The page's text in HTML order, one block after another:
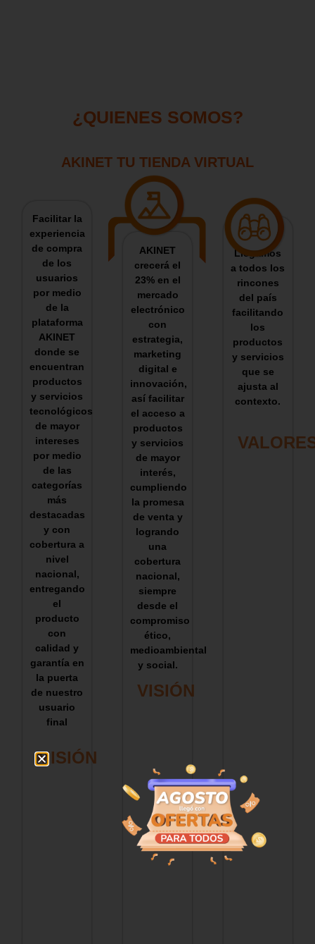
¿QUIENES SOMOS?
AKINET TU TIENDA VIRTUAL
Facilitar la
experiencia
de compra
de los
usuarios
por medio
de la
plataforma
AKINET
donde se
encuentran
productos
y servicios
tecnológicos
de mayor
intereses
por medio
de las
categorías
más
destacadas
y con
cobertura a
nivel
nacional,
entregando
el
producto
con
calidad y
garantía en
la puerta
de nuestro
usuario
final
MISIÓN
AKINET
crecerá el
23% en el
mercado
electrónico
con
estrategia,
marketing
digital e
innovación,
así facilitar
el acceso a
productos
y servicios
de mayor
interés,
cumpliendo
la promesa
de venta y
logrando
una
cobertura
nacional,
siempre
desde el
compromiso
ético,
medioambiental
y social.
VISIÓN
Llegamos
a todos los
rincones
del país
facilitando
los
productos
y servicios
que se
ajusta al
contexto.